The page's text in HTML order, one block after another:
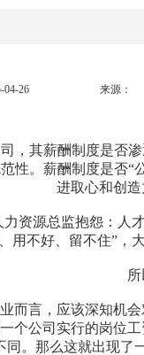
04-26 来源：
其薪酬制度是否渗
性。薪酬制度是否“
进取心和创
源总监抱怨：人才
用不好、留不住”，
所以
言，应该深知机会
个公司实行的岗位
同。那么这就出现了